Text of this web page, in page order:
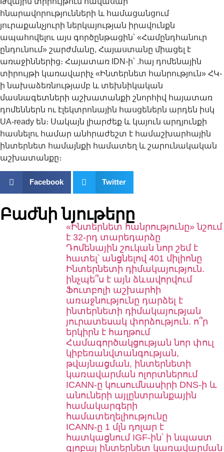
հնարավորությունների և համացանցում
յուրաքանչյուրի ներկայության իրավունքն
ապահովելու այս գործընթացին՝ «Համընդհանուր
ընդունում» շարժմանը, Հայաստանը միացել է
առաջիններից։ Հայատառ IDN-ի՝ .հայ դոմենային
տիրույթի կառավարիչ «Ինտերնետ հանրություն» ՀԿ-
ի նախաձեռնությամբ և տեխնիկական
մասնագետների աշխատանքի շնորհիվ հայատառ
դոմեններն ու էլեկտրոնային հասցեներն արդեն իսկ
UA-ready են։ Սակայն լիարժեք և կայուն արդյունքի
հասնելու համար անհրաժեշտ է համաշխարհային
ինտերնետ համայնքի համատեղ և շարունակական
աշխատանքը։
Facebook Twitter
Բաժնի նյութերը
«Ինտերնետ հանրությունը» նշում
է 32-րդ տարեդարձը
Դոմենային շուկան նոր շեմ է
հատել՝ անցնելով 401 միլիոնը
Ինտերնետի դիմակայություն.
ինչպե՞ս է այն ձևավորվում
Ֆուտբոլի աշխարհի
առաջնությունը դարձել է
ինտերնետի դիմակայության
յուրատեսակ փորձություն. ո՞ր
երկիրն է հաղթում
Համագործակցության նոր փուլ
կիբեռանվտանգության,
թվայնացման, ինտերնետի
կառավարման ոլորտներում
ICANN-ը կուսումնասիրի DNS-ի և
անուների այլընտրանքային
համակարգերի
համատեղելիությունը
ICANN-ը 1 մլն դոլար է
հատկացնում IGF-ին՝ ի նպաստ
գլոբալ ինտերնետ կառավարման